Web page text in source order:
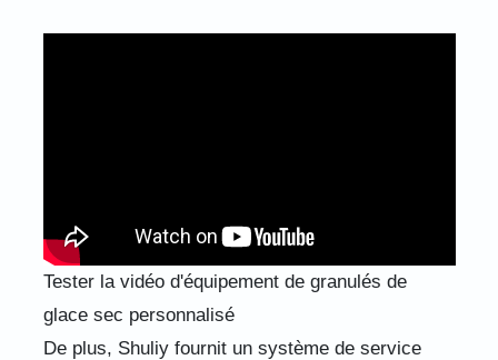
Tester la vidéo d'équipement de granulés de
glace sec personnalisé
De plus, Shuliy fournit un système de service